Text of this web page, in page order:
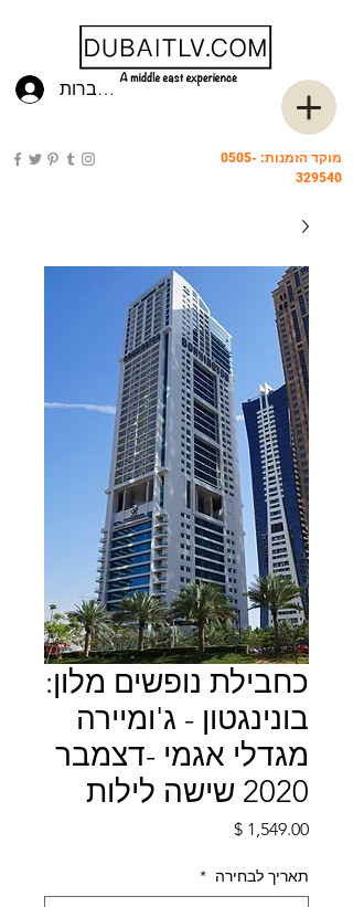
להתחברות
מוקד הזמנות: 0505-
329540
כחבילת נופשים מלון:
בונינגטון - ג'ומיירה
מגדלי אגמי -דצמבר
2020 שישה לילות
מחיר
תאריך לבחירה *